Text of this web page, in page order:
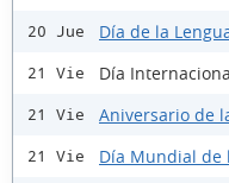
20 Jue Día de la
21 Vie Día
21 Vie Aniversario de
21 Vie Día Mundial de